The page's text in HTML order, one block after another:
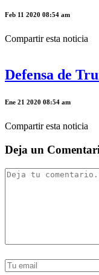
Feb 11 2020 08:54 am
Compartir esta noticia
Defensa de
Ene 21 2020 08:54 am
Compartir esta noticia
Deja un